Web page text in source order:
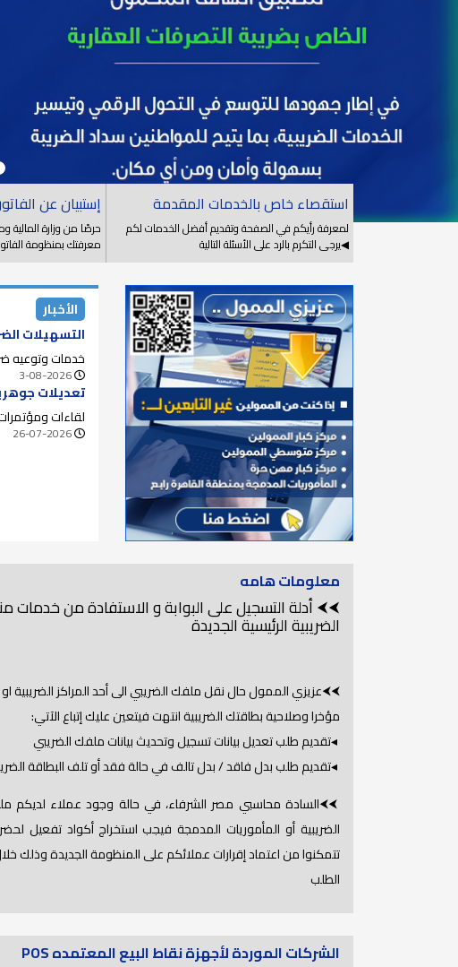
استقصاء خاص بالخدمات المقدمة
لمعرفة رأيكم في الصفحة وتقديم أفضل الخدمات لكم
◀يرجى التكرم بالرد على الأسئلة التالية
إستبيان عن
حرصًا من وزارة المالية
معرفتك بمنظومة
الأخبار
التسهيلات
خدمات وتوعيه
3-08-2026
تعديلات
الضريبة على
سوق الأوراق
لقاءات
26-07-2026
معلومات هامه
⮜⮜ أدلة التسجيل على البوابة و الاستفادة من خدمات
الضريبية الرئيسية الجديدة
⮜⮜عزيزي الممول حال نقل ملفك الضريبي الى أحد المراكز الضريبية
مؤخرا وصلاحية بطاقتك الضريبية انتهت فيتعين عليك إتباع الآتي:
◂تقديم طلب تعديل بيانات تسجيل وتحديث بيانات ملفك الضريبي
◂تقديم طلب بدل فاقد / بدل تالف في حالة فقد أو تلف البطاقة
⮜⮜السادة محاسبي مصر الشرفاء، في حالة وجود عملاء لديكم
الضريبية أو المأموريات المدمجة فيجب استخراج أكواد تفعيل
الطلب
الشركات الموردة لأجهزة نقاط البيع المعتمده POS